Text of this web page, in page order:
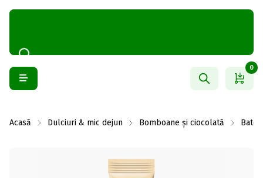
0
Acasă Dulciuri & mic dejun Bomboane și ciocolată